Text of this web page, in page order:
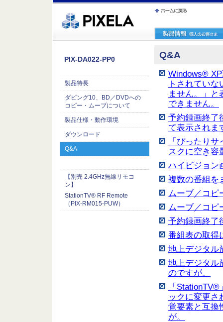
繝ｳ繧ｯ縺ｧ縺吶�
PIX-DA022-PP0
製品特長
ダビング10、BD／DVDへの
コピー・ムーブについて
製品仕様・動作環境
ダウンロード
Q&A
【別売 2.4GHz無線リモコ
ン】
StationTV® RF Remote
（PIX-RM015-PUW）
Q&A
Windows®
トされてい
ません。」
できません。
予約録画終了
て表示されま
「ぴったり
スクに空き容
ハイビジョン
複数の番組を
ムーブ／コピ
ムーブ／コピ
予約録画終了
番組表の取得
地上デジタル
地上デジタル
のですが。
「
ックに変更さ
覚要素と互換
が。